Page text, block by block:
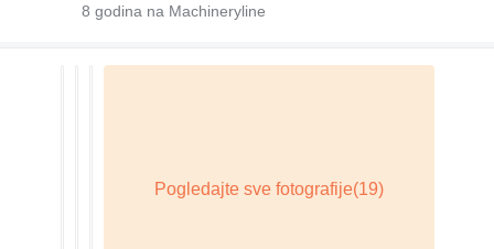
8 godina na Machineryline